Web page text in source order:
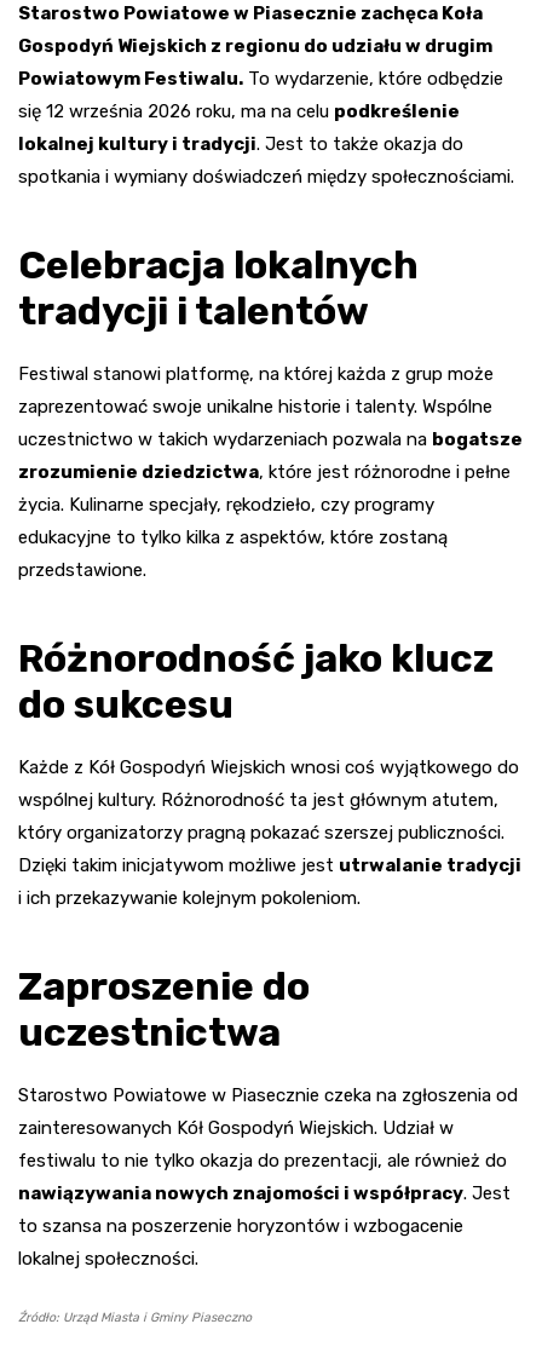
Starostwo Powiatowe w Piasecznie zachęca Koła
Gospodyń Wiejskich z regionu do udziału w drugim
Powiatowym Festiwalu. To wydarzenie, które odbędzie
się 12 września 2026 roku, ma na celu podkreślenie
lokalnej kultury i tradycji. Jest to także okazja do
spotkania i wymiany doświadczeń między społecznościami.
Celebracja lokalnych
tradycji i talentów
Festiwal stanowi platformę, na której każda z grup może
zaprezentować swoje unikalne historie i talenty. Wspólne
uczestnictwo w takich wydarzeniach pozwala na bogatsze
zrozumienie dziedzictwa, które jest różnorodne i pełne
życia. Kulinarne specjały, rękodzieło, czy programy
edukacyjne to tylko kilka z aspektów, które zostaną
przedstawione.
Różnorodność jako klucz
do sukcesu
Każde z Kół Gospodyń Wiejskich wnosi coś wyjątkowego do
wspólnej kultury. Różnorodność ta jest głównym atutem,
który organizatorzy pragną pokazać szerszej publiczności.
Dzięki takim inicjatywom możliwe jest utrwalanie tradycji
i ich przekazywanie kolejnym pokoleniom.
Zaproszenie do
uczestnictwa
Starostwo Powiatowe w Piasecznie czeka na zgłoszenia od
zainteresowanych Kół Gospodyń Wiejskich. Udział w
festiwalu to nie tylko okazja do prezentacji, ale również do
nawiązywania nowych znajomości i współpracy. Jest
to szansa na poszerzenie horyzontów i wzbogacenie
lokalnej społeczności.
Źródło: Urząd Miasta i Gminy Piaseczno